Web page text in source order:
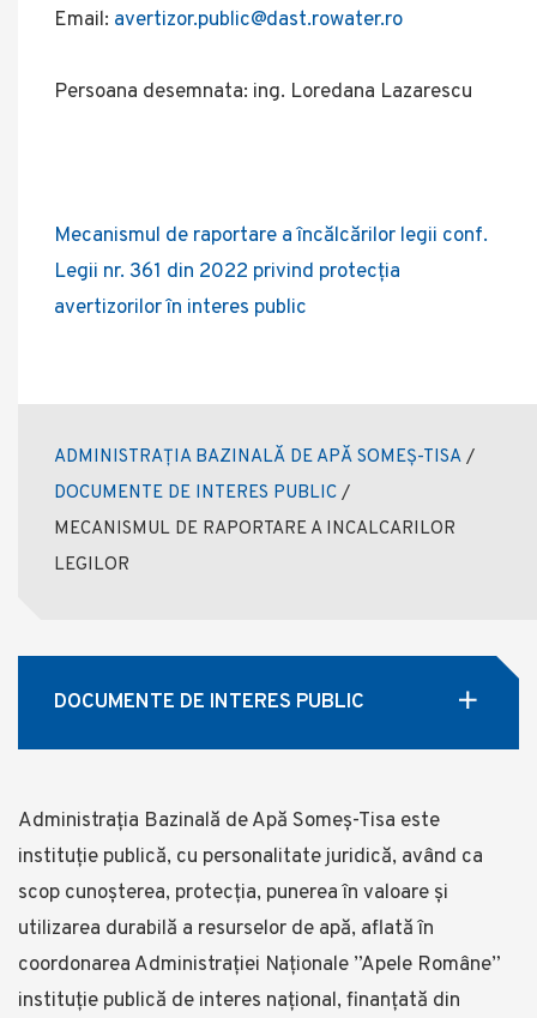
Email: avertizor.public@dast.rowater.ro
Persoana desemnata: ing. Loredana Lazarescu
Mecanismul de raportare a încălcărilor legii conf.
Legii nr. 361 din 2022 privind protecţia
avertizorilor în interes public
ADMINISTRAȚIA BAZINALĂ DE APĂ SOMEȘ-TISA /
DOCUMENTE DE INTERES PUBLIC /
MECANISMUL DE RAPORTARE A INCALCARILOR
LEGILOR
DOCUMENTE DE INTERES PUBLIC
Administrația Bazinală de Apă Someş-Tisa este
instituţie publică, cu personalitate juridică, având ca
scop cunoşterea, protecţia, punerea în valoare şi
utilizarea durabilă a resurselor de apă, aflată în
coordonarea Administraţiei Naționale ”Apele Române”
instituție publică de interes național, finanţată din